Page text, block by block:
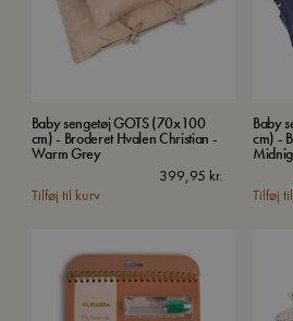
Baby sengetøj GOTS (70x100
cm) - Broderet Hvalen Christian -
Warm Grey
399,95 kr.
Tilføj til kurv
Baby
cm) -
Tilføj